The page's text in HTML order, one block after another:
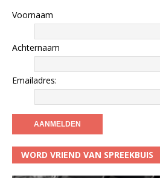
Voornaam
Achternaam
Emailadres:
WORD VRIEND VAN SPREEKBUIS